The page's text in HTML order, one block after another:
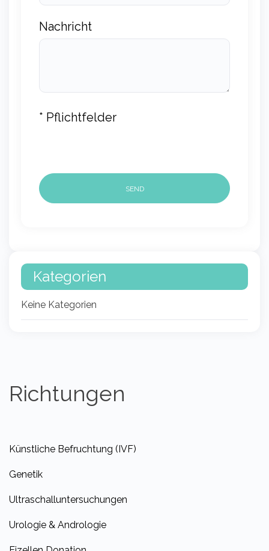
Nachricht
* Pflichtfelder
Kategorien
Keine Kategorien
Richtungen
Künstliche Befruchtung (IVF)
Genetik
Ultraschalluntersuchungen
Urologie & Andrologie